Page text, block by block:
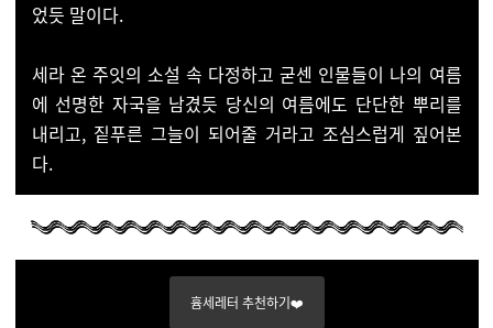
었듯 말이다.
세라 온 주잇의 소설 속 다정하고 굳센 인물들이 나의 여름
에 선명한 자국을 남겼듯 당신의 여름에도 단단한 뿌리를
내리고, 짙푸른 그늘이 되어줄 거라고 조심스럽게 짚어본
다.
흄세레터 추천하기❤️